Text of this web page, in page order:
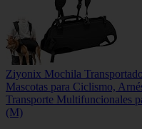
Ziyonix Mochila
Mascotas para Ciclismo,
Transporte Multifuncionales
(M)